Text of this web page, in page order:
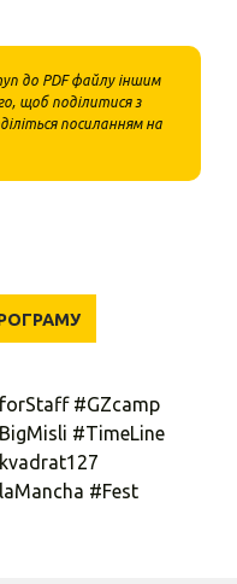
до PDF файлу іншим
щоб поділитися з
посиланням на
#GZcamp
#TimeLine
#Fest